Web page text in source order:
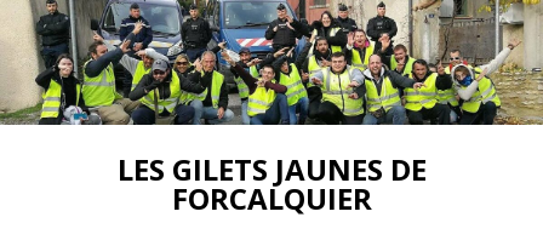
LES GILETS JAUNES DE
FORCALQUIER